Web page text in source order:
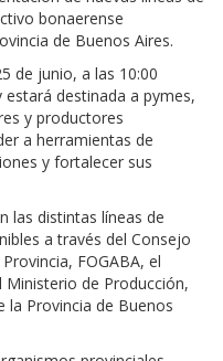
bonaerense
de Buenos Aires.
de junio, a las 10:00
destinada a pymes,
y productores
a herramientas de
y fortalecer sus
las distintas líneas de
a través del Consejo
FOGABA, el
de Producción,
la Provincia de Buenos